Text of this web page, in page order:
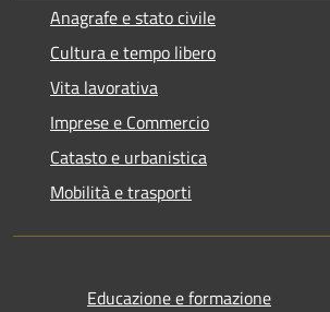
Anagrafe e stato civile
Cultura e tempo libero
Vita lavorativa
Imprese e Commercio
Catasto e urbanistica
Mobilità e trasporti
Educazione e formazione